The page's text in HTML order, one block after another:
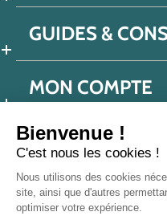
Bienvenue !
C'est nous les cookies !
Nous utilisons des cookies
site, ainsi que d'autres
optimiser votre expérience.
GUIDES &
MON COMPTE
Politique de
Protection